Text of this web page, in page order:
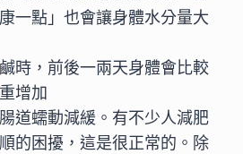
一點」也會讓身體水分量大
時，前後一兩天身體會比較
增加
道蠕動減緩。有不少人減肥
的困擾，這是很正常的。除